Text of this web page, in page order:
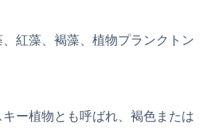
紅藻、褐藻、植物プランクトン
ー植物とも呼ばれ、褐色または